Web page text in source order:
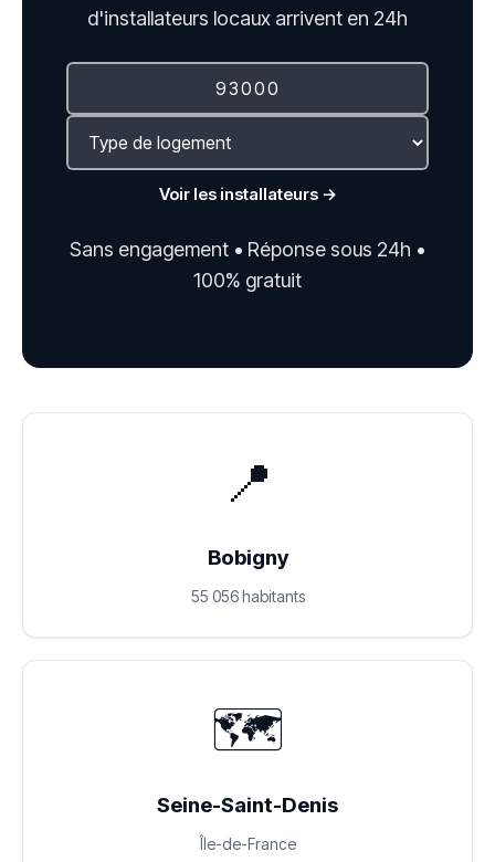
d'installateurs locaux arrivent en 24h
Voir les installateurs →
Sans engagement • Réponse sous 24h •
100% gratuit
📍
Bobigny
55 056 habitants
🗺️
Seine-Saint-Denis
Île-de-France